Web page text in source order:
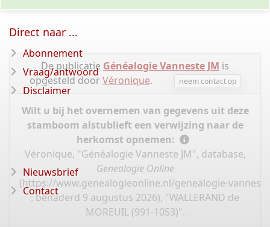
De publicatie Généalogie Vanneste JM is
opgesteld doorVéronique. neem contact op
Wilt u bij het overnemen van gegevens uit deze
stamboom alstublieft een verwijzing naar de
herkomst opnemen:
Véronique, "Généalogie Vanneste JM", database,
Genealogie Online
(https://www.genealogieonline.nl/genealogie-
: benaderd 9 augustus 2026), "WALLERAND de
MOREUIL (991-1053)".
Direct naar ...
Abonnement
Vraag/antwoord
Disclaimer
Nieuwsbrief
Contact